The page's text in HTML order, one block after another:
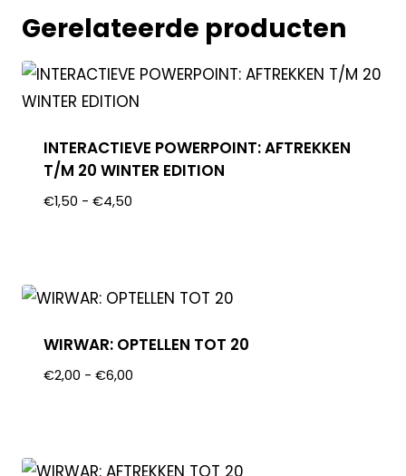
Gerelateerde producten
INTERACTIEVE POWERPOINT: AFTREKKEN
T/M 20 WINTER EDITION
€1,50 - €4,50
WIRWAR: OPTELLEN TOT 20
€2,00 - €6,00